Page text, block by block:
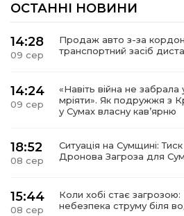
ОСТАННІ НОВИНИ
14:28
09 сер
Продаж авто з-за
транспортний засіб
14:24
09 сер
«Навіть війна не
мріяти». Як подружжя з
у Сумах власну кав’ярню
18:52
08 сер
Ситуація на Сумщині:
Дронова Загроза для Сум
15:44
08 сер
Коли хобі стає
небезпека струму біля